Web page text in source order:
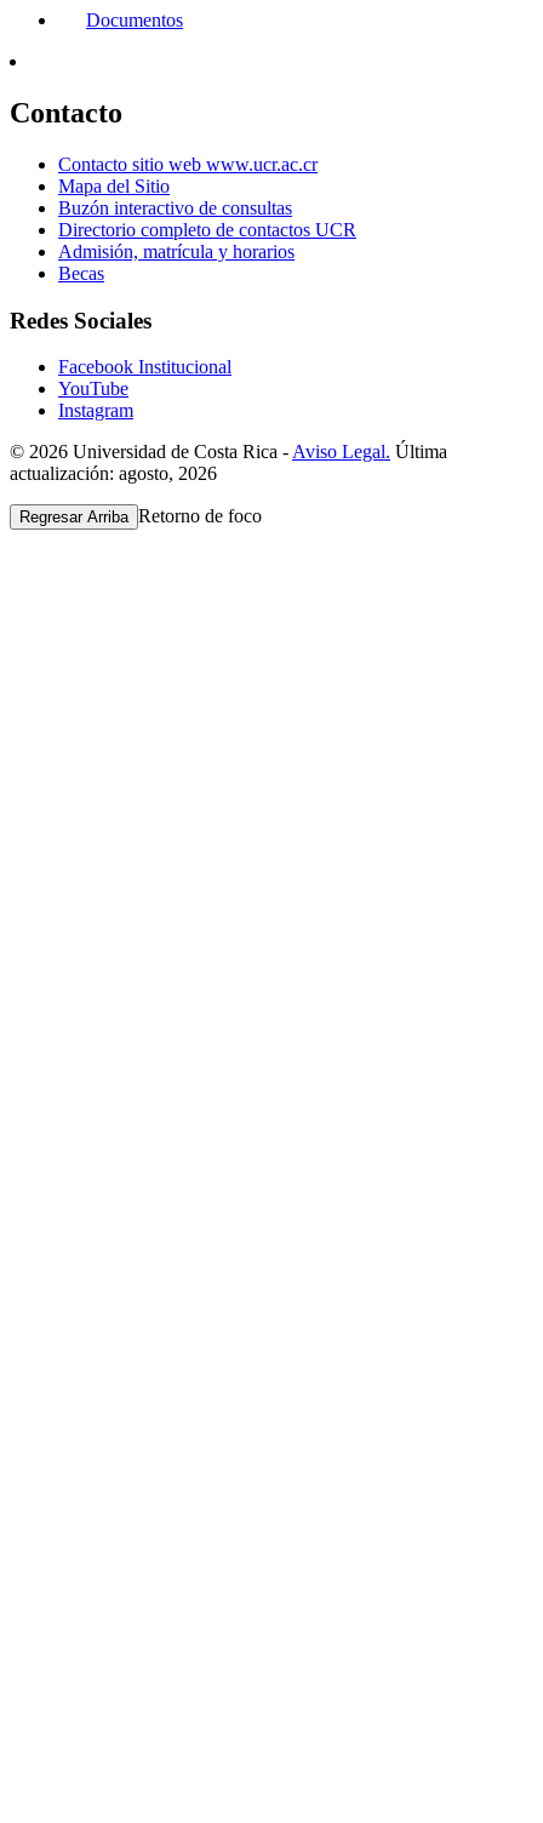
Documentos
Contacto
Contacto sitio web www.ucr.ac.cr
Mapa del Sitio
Buzón interactivo de consultas
Directorio completo de contactos UCR
Admisión, matrícula y horarios
Becas
Redes Sociales
Facebook Institucional
YouTube
Instagram
© 2026 Universidad de Costa Rica - Aviso Legal. Última
actualización: agosto, 2026
Regresar Arriba Retorno de foco